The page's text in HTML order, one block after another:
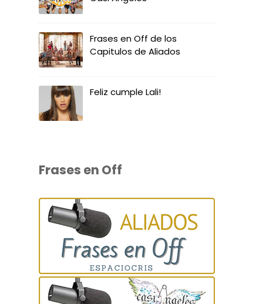
Frases en Off de los
Capitulos de Aliados
Feliz cumple Lali!
Frases en Off